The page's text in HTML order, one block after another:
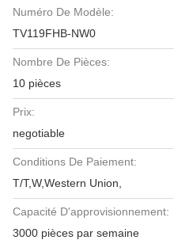
Numéro De Modèle:
TV119FHB-NW0
Nombre De Pièces:
10 pièces
Prix:
negotiable
Conditions De Paiement:
T/T,W,Western Union,
Capacité D'approvisionnement:
3000 pièces par semaine